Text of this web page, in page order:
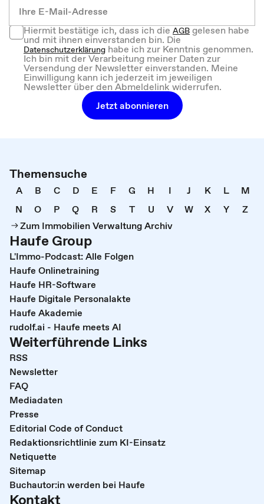
Hiermit bestätige ich, dass ich dieAGBgelesen habe
und mit ihnen einverstanden bin. Die
Datenschutzerklärung habe ich zur Kenntnis genommen.
Ich bin mit der Verarbeitung meiner Daten zur
Versendung der Newsletter einverstanden. Meine
Einwilligung kann ich jederzeit im jeweiligen
Newsletter über den Abmeldelink widerrufen.
Jetzt abonnieren
Themensuche
A B C D E F G H I J K L
M
N
O P Q R S T U V W X Y
Z
Zum Immobilien Verwaltung Archiv
Haufe Group
L'Immo-Podcast: Alle Folgen
Haufe Onlinetraining
Haufe HR-Software
Haufe Digitale Personalakte
Haufe Akademie
rudolf.ai - Haufe meets AI
Weiterführende Links
RSS
Newsletter
FAQ
Mediadaten
Presse
Editorial Code of Conduct
Redaktionsrichtlinie zum KI-Einsatz
Netiquette
Sitemap
Buchautor:in werden bei Haufe
Kontakt